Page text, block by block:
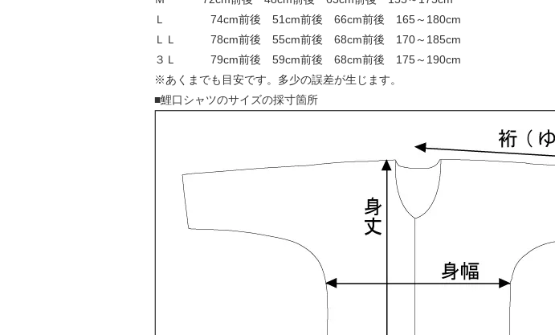
Ｌ 74cm前後 51cm前後 66cm前後 165～180cm
ＬＬ 78cm前後 55cm前後 68cm前後 170～185cm
３Ｌ 79cm前後 59cm前後 68cm前後 175～190cm
※あくまでも目安です。多少の誤差が生じます。
■鯉口シャツのサイズの採寸箇所